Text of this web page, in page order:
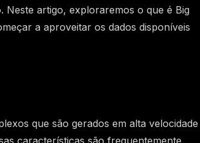
Neste artigo, exploraremos o que é Big
a aproveitar os dados disponíveis
que são gerados em alta velocidade